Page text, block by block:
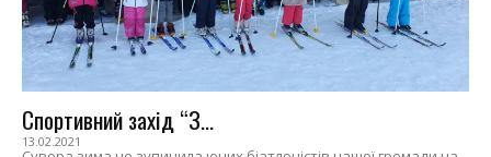
Спортивний захід “З...
13.02.2021